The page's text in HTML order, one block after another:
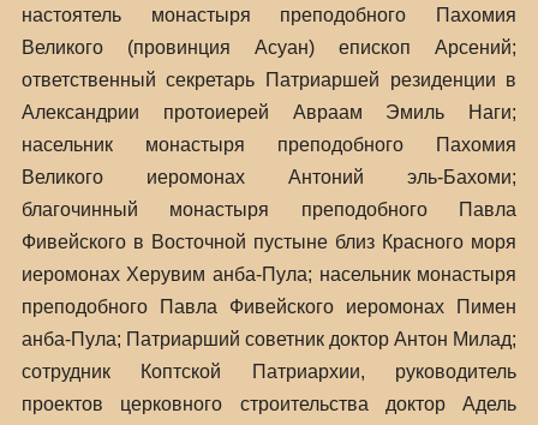
настоятель монастыря преподобного Пахомия
Великого (провинция Асуан) епископ Арсений;
ответственный секретарь Патриаршей резиденции в
Александрии протоиерей Авраам Эмиль Наги;
насельник монастыря преподобного Пахомия
Великого иеромонах Антоний эль-Бахоми;
благочинный монастыря преподобного Павла
Фивейского в Восточной пустыне близ Красного моря
иеромонах Херувим анба-Пула; насельник монастыря
преподобного Павла Фивейского иеромонах Пимен
анба-Пула; Патриарший советник доктор Антон Милад;
сотрудник Коптской Патриархии, руководитель
проектов церковного строительства доктор Адель